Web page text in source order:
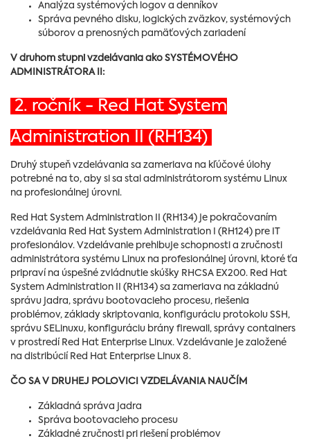
Analýza systémových logov a denníkov
Správa pevného disku, logických zväzkov, systémových
súborov a prenosných pamäťových zariadení
V druhom stupni vzdelávania ako SYSTÉMOVÉHO
ADMINISTRÁTORA II:
2. ročník - Red Hat System
Administration II (RH134)
Druhý stupeň vzdelávania sa zameriava na kľúčové úlohy
potrebné na to, aby si sa stal administrátorom systému Linux
na profesionálnej úrovni.
Red Hat System Administration II (RH134) je pokračovaním
vzdelávania Red Hat System Administration I (RH124) pre IT
profesionálov. Vzdelávanie prehlbuje schopnosti a zručnosti
administrátora systému Linux na profesionálnej úrovni, ktoré ťa
pripraví na úspešné zvládnutie skúšky RHCSA EX200. Red Hat
System Administration II (RH134) sa zameriava na základnú
správu jadra, správu bootovacieho procesu, riešenia
problémov, základy skriptovania, konfiguráciu protokolu SSH,
správu SELinuxu, konfiguráciu brány firewall, správy containers
v prostredí Red Hat Enterprise Linux. Vzdelávanie je založené
na distribúcií Red Hat Enterprise Linux 8.
ČO SA V DRUHEJ POLOVICI VZDELÁVANIA NAUČÍM
Základná správa jadra
Správa bootovacieho procesu
Základné zručnosti pri riešení problémov